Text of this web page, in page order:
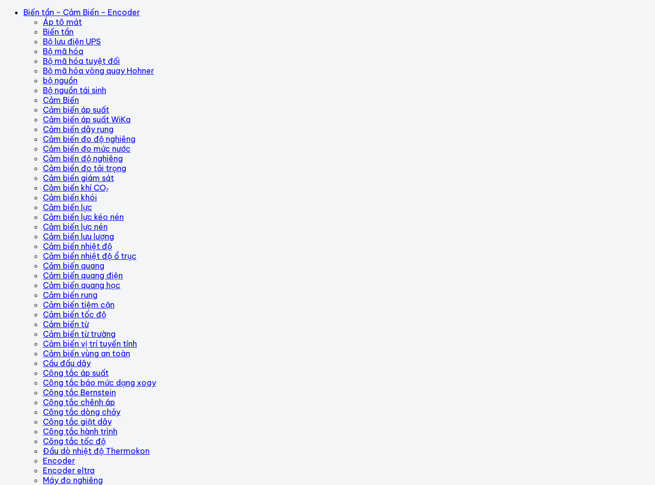
Biến tần - Cảm Biến - Encoder
Áp tô mát
Biến tần
Bộ lưu điện UPS
Bộ mã hóa
Bộ mã hóa tuyệt đối
Bộ mã hóa vòng quay Hohner
bộ nguồn
Bộ nguồn tái sinh
Cảm Biến
Cảm biến áp suất
Cảm biến áp suất WiKa
Cảm biến dây rung
Cảm biến đo độ nghiêng
Cảm biến đo mức nước
Cảm biến độ nghiêng
Cảm biến đo tải trọng
Cảm biến giám sát
Cảm biến khí CO₂
Cảm biến khói
Cảm biến lực
Cảm biến lực kéo nén
Cảm biến lực nén
Cảm biến lưu lượng
Cảm biến nhiệt độ
Cảm biến nhiệt độ ổ trục
Cảm biến quang
Cảm biến quang điện
Cảm biến quang học
Cảm biến rung
Cảm biến tiệm cận
Cảm biến tốc độ
Cảm biến từ
Cảm biến từ trường
Cảm biến vị trí tuyến tính
Cảm biến vùng an toàn
Cầu đấu dây
Công tắc áp suất
Công tắc báo mức dạng xoay
Công tắc Bernstein
Công tắc chênh áp
Công tắc dòng chảy
Công tắc giật dây
Công tắc hành trình
Công tắc tốc độ
Đầu dò nhiệt độ Thermokon
Encoder
Encoder eltra
Máy đo nghiêng